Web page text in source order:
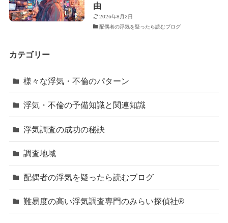
由
2026年8月2日
配偶者の浮気を疑ったら読むブログ
カテゴリー
様々な浮気・不倫のパターン
浮気・不倫の予備知識と関連知識
浮気調査の成功の秘訣
調査地域
配偶者の浮気を疑ったら読むブログ
難易度の高い浮気調査専門のみらい探偵社®︎